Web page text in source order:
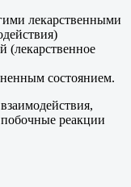
лекарственными
(лекарственное
состоянием.
реакции